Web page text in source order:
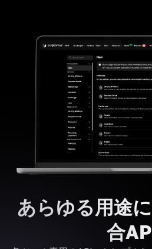
あらゆる用途
合